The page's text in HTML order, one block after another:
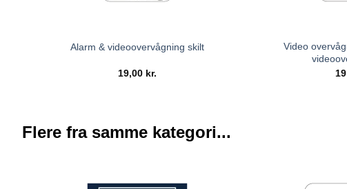
Alarm & videoovervågning skilt
19,00 kr.
Video
Flere fra samme kategori...